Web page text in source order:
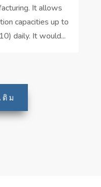
It allows
capacities up to
daily. It would...
ติม